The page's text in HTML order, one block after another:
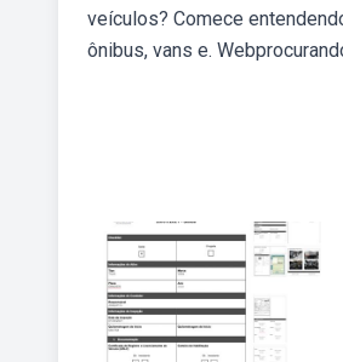
veículos? Comece
ônibus, vans e.